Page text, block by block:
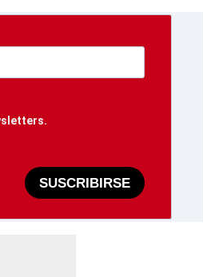
SUSCRIBIRSE